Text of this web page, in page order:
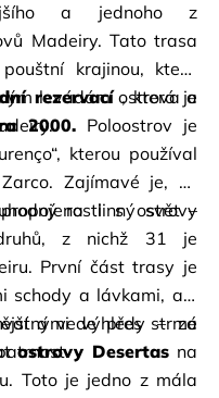
a jednoho z
Madeiry. Tato trasa
krajinou, která
levádám ostrova a
rezervací , která je
2000. Poloostrov je
kterou používal
Zajímavé je, že
i s ostrovy
rostlinný svět –
z nichž 31 je
První část trasy je
schody a lávkami, ale
a vede přes strmé
výhledy – za
ostrovy Desertas na
Toto je jedno z mála